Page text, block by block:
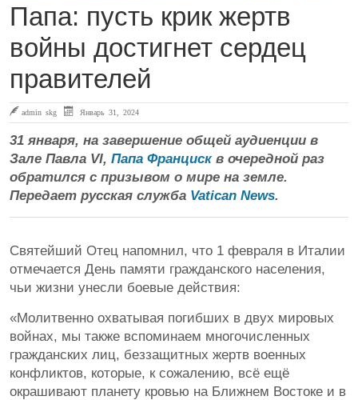
Папа: пусть крик жертв
войны достигнет сердец
правителей
admin skg Январь 31, 2024
31 января, на завершение общей аудиенции в
Зале Павла VI, Папа Франциск в очередной раз
обратился с призывом о мире на земле.
Передает русская служба Vatican News.
Святейший Отец напомнил, что 1 февраля в Италии
отмечается День памяти гражданского населения,
чьи жизни унесли боевые действия:
«Молитвенно охватывая погибших в двух мировых
войнах, мы также вспоминаем многочисленных
гражданских лиц, беззащитных жертв военных
конфликтов, которые, к сожалению, всё ещё
окрашивают планету кровью на Ближнем Востоке и в